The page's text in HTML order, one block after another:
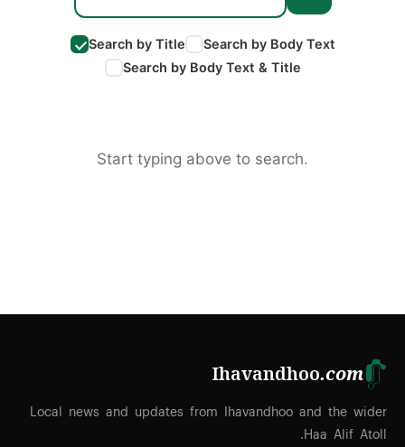
Search by Title
Search by Body Text
Search by Body Text & Title
Start typing above to search.
Ihavandhoo.com
Local news and updates from Ihavandhoo and the wider
Haa Alif Atoll.